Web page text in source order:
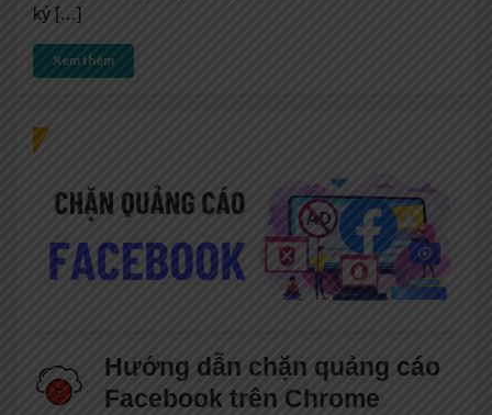
ký […]
Xem thêm
Hướng dẫn chặn quảng cáo
Facebook trên Chrome